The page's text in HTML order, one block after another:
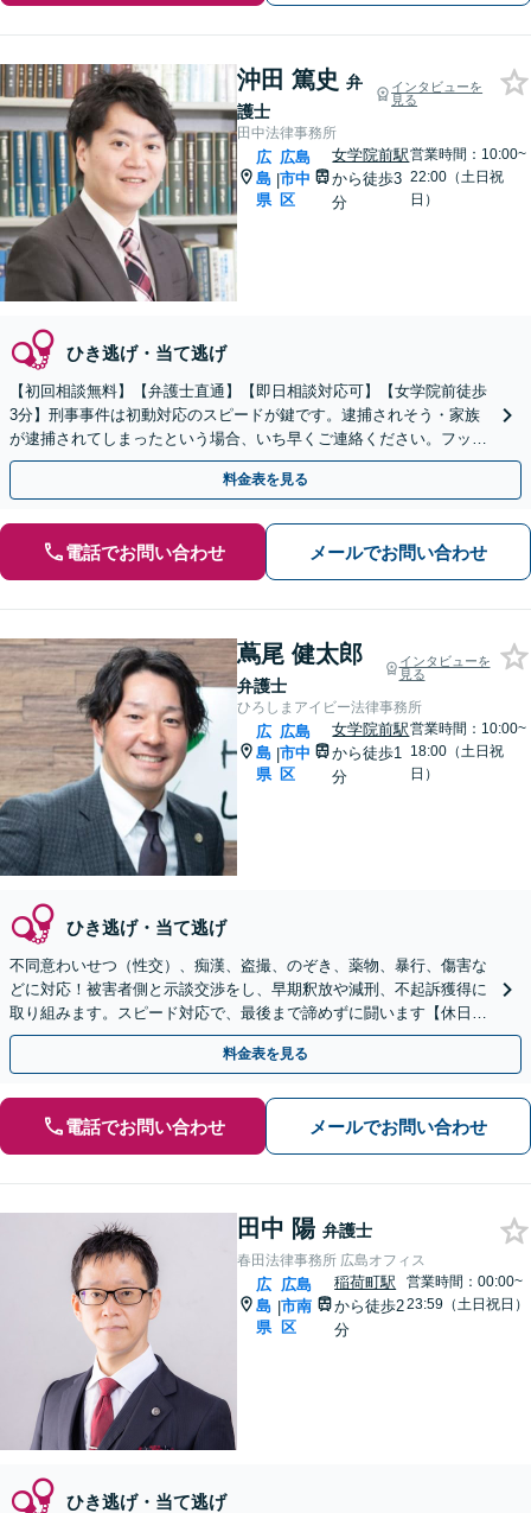
沖田 篤史 弁
護士
インタビューを
見る
田中法律事務所
広
島
県
|
広島
市中
区
女学院前駅
から徒歩3
分
営業時間：10:00~
22:00（土日祝
日）
ひき逃げ・当て逃げ
【初回相談無料】【弁護士直通】【即日相談対応可】【女学院前徒歩
3分】刑事事件は初動対応のスピードが鍵です。逮捕されそう・家族
が逮捕されてしまったという場合、いち早くご連絡ください。フット
ワークを活かして迅速に対応します。
料金表を見る
電話でお問い合わせ メールでお問い合わせ
蔦尾 健太郎
弁護士
インタビューを
見る
ひろしまアイビー法律事務所
広
島
県
|
広島
市中
区
女学院前駅
から徒歩1
分
営業時間：10:00~
18:00（土日祝
日）
ひき逃げ・当て逃げ
不同意わいせつ（性交）、痴漢、盗撮、のぞき、薬物、暴行、傷害な
どに対応！被害者側と示談交渉をし、早期釈放や減刑、不起訴獲得に
取り組みます。スピード対応で、最後まで諦めずに闘います【休日・
夜間対応】【女学院前駅1分】【弁護士歴15年以上】
料金表を見る
電話でお問い合わせ メールでお問い合わせ
田中 陽 弁護士
春田法律事務所 広島オフィス
広
島
県
|
広島
市南
区
稲荷町駅
から徒歩2
分
営業時間：00:00~
23:59（土日祝日）
ひき逃げ・当て逃げ